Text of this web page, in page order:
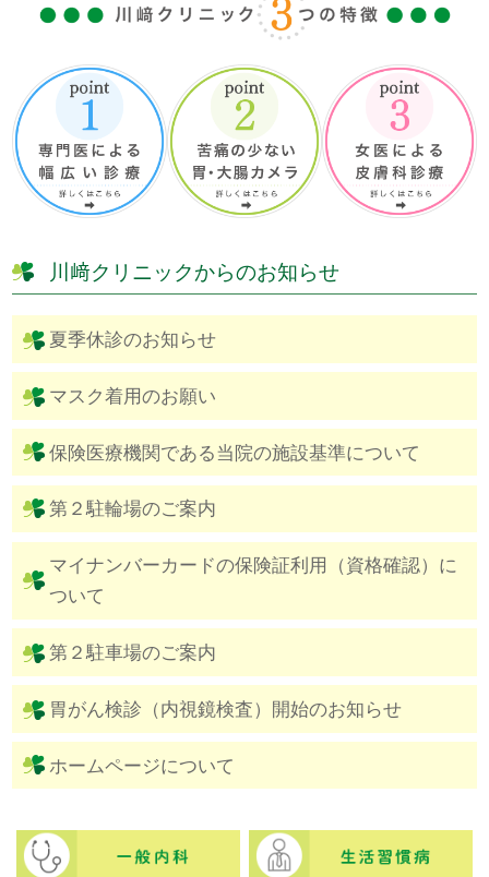
川﨑クリニックからのお知らせ
夏季休診のお知らせ
マスク着用のお願い
保険医療機関である当院の施設基準について
第２駐輪場のご案内
マイナンバーカードの保険証利用（資格確認）に
ついて
第２駐車場のご案内
胃がん検診（内視鏡検査）開始のお知らせ
ホームページについて